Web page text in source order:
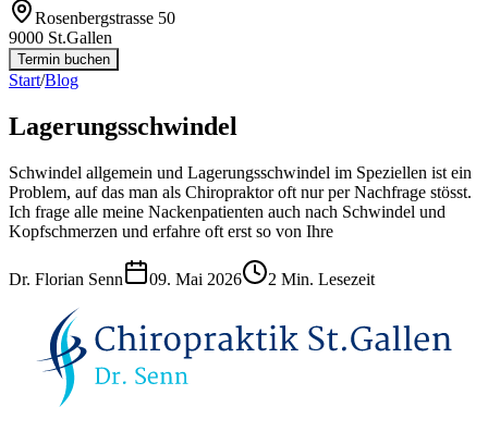
Rosenbergstrasse 50
9000 St.Gallen
Termin buchen
Start/Blog
Lagerungsschwindel
Schwindel allgemein und Lagerungsschwindel im Speziellen ist ein
Problem, auf das man als Chiropraktor oft nur per Nachfrage stösst.
Ich frage alle meine Nackenpatienten auch nach Schwindel und
Kopfschmerzen und erfahre oft erst so von Ihre
Dr. Florian Senn 09. Mai 2026 2 Min. Lesezeit